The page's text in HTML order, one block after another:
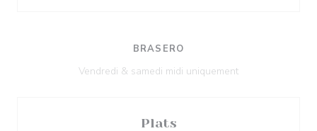
BRASERO
Vendredi & samedi midi uniquement
Plats